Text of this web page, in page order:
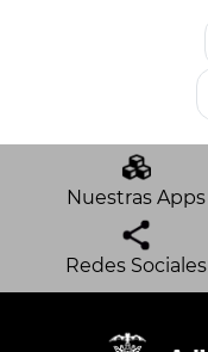
Nuestras Apps
Redes Sociales